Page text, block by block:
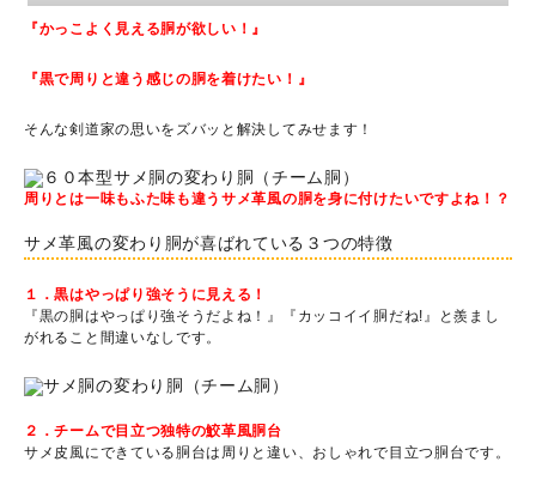
『かっこよく見える胴が欲しい！』
『黒で周りと違う感じの胴を着けたい！』
そんな剣道家の思いをズバッと解決してみせます！
周りとは一味もふた味も違うサメ革風の胴を身に付けたいですよね！？
サメ革風の変わり胴が喜ばれている３つの特徴
１．黒はやっぱり強そうに見える！
『黒の胴はやっぱり強そうだよね！』『カッコイイ胴だね!』と羨まし
がれること間違いなしです。
２．チームで目立つ独特の鮫革風胴台
サメ皮風にできている胴台は周りと違い、おしゃれで目立つ胴台です。